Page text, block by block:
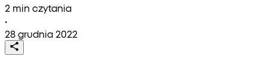
2 min czytania
•
28 grudnia 2022